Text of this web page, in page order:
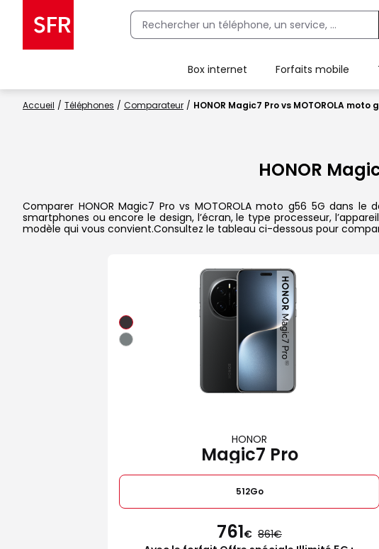
Box internet Forfaits mobile
Accueil Téléphones Comparateur HONOR Magic7 Pro vs MOTOROLA moto
HONOR
Comparer HONOR Magic7 Pro vs MOTOROLA moto g56 5G dans
smartphones ou encore le design, l’écran, le type processeur,
modèle qui vous convient.Consultez le tableau ci-dessous pour
HONOR
Magic7 Pro
512Go
761€ 861